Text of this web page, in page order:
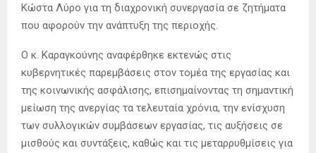
Κώστα Λύρο για τη διαχρονική συνεργασία σε ζητήματα
που αφορούν την ανάπτυξη της περιοχής.
Ο κ. Καραγκούνης αναφέρθηκε εκτενώς στις
κυβερνητικές παρεμβάσεις στον τομέα της εργασίας και
της κοινωνικής ασφάλισης, επισημαίνοντας τη σημαντική
μείωση της ανεργίας τα τελευταία χρόνια, την ενίσχυση
των συλλογικών συμβάσεων εργασίας, τις αυξήσεις σε
μισθούς και συντάξεις, καθώς και τις μεταρρυθμίσεις για